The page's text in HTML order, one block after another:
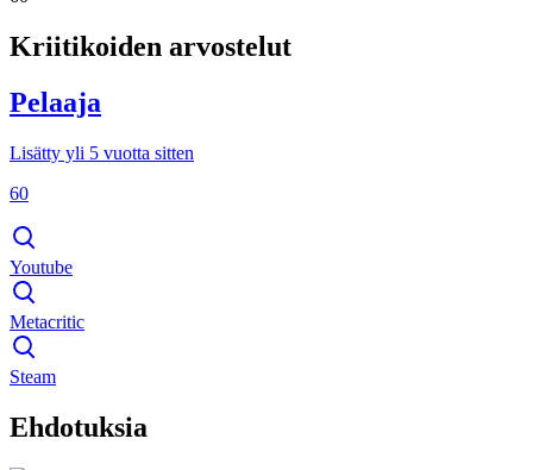
Kriitikoiden arvostelut
Pelaaja
Lisätty yli 5 vuotta sitten
60
Youtube
Metacritic
Steam
Ehdotuksia